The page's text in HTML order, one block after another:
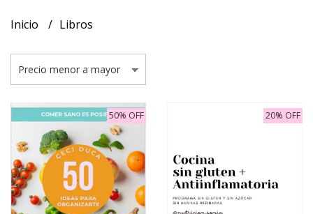
Inicio Libros
50% OFF 20% OFF